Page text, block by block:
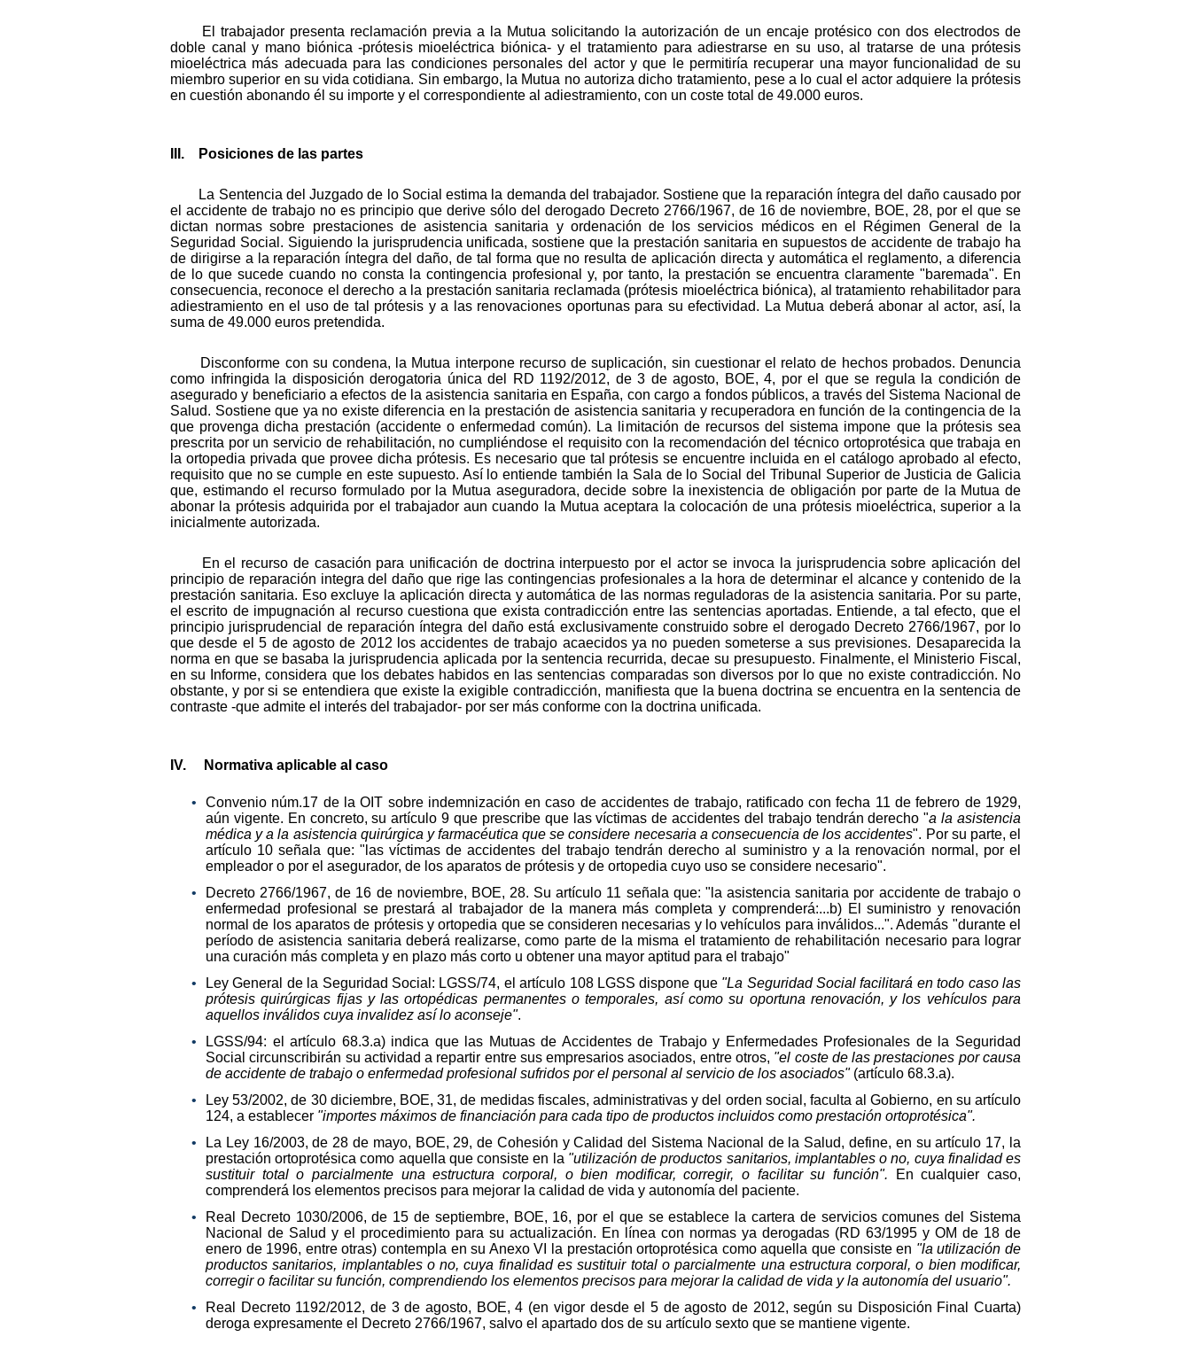
El trabajador presenta reclamación previa a la Mutua solicitando la autorización de un encaje protésico con dos electrodos de
doble canal y mano biónica -prótesis mioeléctrica biónica- y el tratamiento para adiestrarse en su uso, al tratarse de una prótesis
mioeléctrica más adecuada para las condiciones personales del actor y que le permitiría recuperar una mayor funcionalidad de su
miembro superior en su vida cotidiana. Sin embargo, la Mutua no autoriza dicho tratamiento, pese a lo cual el actor adquiere la prótesis
en cuestión abonando él su importe y el correspondiente al adiestramiento, con un coste total de 49.000 euros.
III. Posiciones de las partes
La Sentencia del Juzgado de lo Social estima la demanda del trabajador. Sostiene que la reparación íntegra del daño causado por
el accidente de trabajo no es principio que derive sólo del derogado Decreto 2766/1967, de 16 de noviembre, BOE, 28, por el que se
dictan normas sobre prestaciones de asistencia sanitaria y ordenación de los servicios médicos en el Régimen General de la
Seguridad Social. Siguiendo la jurisprudencia unificada, sostiene que la prestación sanitaria en supuestos de accidente de trabajo ha
de dirigirse a la reparación íntegra del daño, de tal forma que no resulta de aplicación directa y automática el reglamento, a diferencia
de lo que sucede cuando no consta la contingencia profesional y, por tanto, la prestación se encuentra claramente "baremada". En
consecuencia, reconoce el derecho a la prestación sanitaria reclamada (prótesis mioeléctrica biónica), al tratamiento rehabilitador para
adiestramiento en el uso de tal prótesis y a las renovaciones oportunas para su efectividad. La Mutua deberá abonar al actor, así, la
suma de 49.000 euros pretendida.
Disconforme con su condena, la Mutua interpone recurso de suplicación, sin cuestionar el relato de hechos probados. Denuncia
como infringida la disposición derogatoria única del RD 1192/2012, de 3 de agosto, BOE, 4, por el que se regula la condición de
asegurado y beneficiario a efectos de la asistencia sanitaria en España, con cargo a fondos públicos, a través del Sistema Nacional de
Salud. Sostiene que ya no existe diferencia en la prestación de asistencia sanitaria y recuperadora en función de la contingencia de la
que provenga dicha prestación (accidente o enfermedad común). La limitación de recursos del sistema impone que la prótesis sea
prescrita por un servicio de rehabilitación, no cumpliéndose el requisito con la recomendación del técnico ortoprotésica que trabaja en
la ortopedia privada que provee dicha prótesis. Es necesario que tal prótesis se encuentre incluida en el catálogo aprobado al efecto,
requisito que no se cumple en este supuesto. Así lo entiende también la Sala de lo Social del Tribunal Superior de Justicia de Galicia
que, estimando el recurso formulado por la Mutua aseguradora, decide sobre la inexistencia de obligación por parte de la Mutua de
abonar la prótesis adquirida por el trabajador aun cuando la Mutua aceptara la colocación de una prótesis mioeléctrica, superior a la
inicialmente autorizada.
En el recurso de casación para unificación de doctrina interpuesto por el actor se invoca la jurisprudencia sobre aplicación del
principio de reparación integra del daño que rige las contingencias profesionales a la hora de determinar el alcance y contenido de la
prestación sanitaria. Eso excluye la aplicación directa y automática de las normas reguladoras de la asistencia sanitaria. Por su parte,
el escrito de impugnación al recurso cuestiona que exista contradicción entre las sentencias aportadas. Entiende, a tal efecto, que el
principio jurisprudencial de reparación íntegra del daño está exclusivamente construido sobre el derogado Decreto 2766/1967, por lo
que desde el 5 de agosto de 2012 los accidentes de trabajo acaecidos ya no pueden someterse a sus previsiones. Desaparecida la
norma en que se basaba la jurisprudencia aplicada por la sentencia recurrida, decae su presupuesto. Finalmente, el Ministerio Fiscal,
en su Informe, considera que los debates habidos en las sentencias comparadas son diversos por lo que no existe contradicción. No
obstante, y por si se entendiera que existe la exigible contradicción, manifiesta que la buena doctrina se encuentra en la sentencia de
contraste -que admite el interés del trabajador- por ser más conforme con la doctrina unificada.
IV. Normativa aplicable al caso
Convenio núm.17 de la OIT sobre indemnización en caso de accidentes de trabajo, ratificado con fecha 11 de febrero de 1929,
aún vigente. En concreto, su artículo 9 que prescribe que las víctimas de accidentes del trabajo tendrán derecho "a la asistencia
médica y a la asistencia quirúrgica y farmacéutica que se considere necesaria a consecuencia de los accidentes". Por su parte, el
artículo 10 señala que: "las víctimas de accidentes del trabajo tendrán derecho al suministro y a la renovación normal, por el
empleador o por el asegurador, de los aparatos de prótesis y de ortopedia cuyo uso se considere necesario".
Decreto 2766/1967, de 16 de noviembre, BOE, 28. Su artículo 11 señala que: "la asistencia sanitaria por accidente de trabajo o
enfermedad profesional se prestará al trabajador de la manera más completa y comprenderá:...b) El suministro y renovación
normal de los aparatos de prótesis y ortopedia que se consideren necesarias y lo vehículos para inválidos...". Además "durante el
período de asistencia sanitaria deberá realizarse, como parte de la misma el tratamiento de rehabilitación necesario para lograr
una curación más completa y en plazo más corto u obtener una mayor aptitud para el trabajo"
Ley General de la Seguridad Social: LGSS/74, el artículo 108 LGSS dispone que"La Seguridad Social facilitará en todo caso las
prótesis quirúrgicas fijas y las ortopédicas permanentes o temporales, así como su oportuna renovación, y los vehículos para
aquellos inválidos cuya invalidez así lo aconseje".
LGSS/94: el artículo 68.3.a) indica que las Mutuas de Accidentes de Trabajo y Enfermedades Profesionales de la Seguridad
Social circunscribirán su actividad a repartir entre sus empresarios asociados, entre otros, "el coste de las prestaciones por causa
de accidente de trabajo o enfermedad profesional sufridos por el personal al servicio de los asociados" (artículo 68.3.a).
Ley 53/2002, de 30 diciembre, BOE, 31, de medidas fiscales, administrativas y del orden social, faculta al Gobierno, en su artículo
124, a establecer "importes máximos de financiación para cada tipo de productos incluidos como prestación ortoprotésica".
La Ley 16/2003, de 28 de mayo, BOE, 29, de Cohesión y Calidad del Sistema Nacional de la Salud, define, en su artículo 17, la
prestación ortoprotésica como aquella que consiste en la "utilización de productos sanitarios, implantables o no, cuya finalidad es
sustituir total o parcialmente una estructura corporal, o bien modificar, corregir, o facilitar su función". En cualquier caso,
comprenderá los elementos precisos para mejorar la calidad de vida y autonomía del paciente.
Real Decreto 1030/2006, de 15 de septiembre, BOE, 16, por el que se establece la cartera de servicios comunes del Sistema
Nacional de Salud y el procedimiento para su actualización. En línea con normas ya derogadas (RD 63/1995 y OM de 18 de
enero de 1996, entre otras) contempla en su Anexo VI la prestación ortoprotésica como aquella que consiste en "la utilización de
productos sanitarios, implantables o no, cuya finalidad es sustituir total o parcialmente una estructura corporal, o bien modificar,
corregir o facilitar su función, comprendiendo los elementos precisos para mejorar la calidad de vida y la autonomía del usuario".
Real Decreto 1192/2012, de 3 de agosto, BOE, 4 (en vigor desde el 5 de agosto de 2012, según su Disposición Final Cuarta)
deroga expresamente el Decreto 2766/1967, salvo el apartado dos de su artículo sexto que se mantiene vigente.